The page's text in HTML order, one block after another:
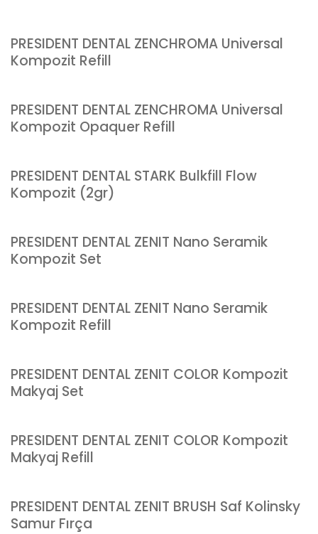
PRESIDENT DENTAL ZENCHROMA Universal
Kompozit Refill
PRESIDENT DENTAL ZENCHROMA Universal
Kompozit Opaquer Refill
PRESIDENT DENTAL STARK Bulkfill Flow
Kompozit (2gr)
PRESIDENT DENTAL ZENIT Nano Seramik
Kompozit Set
PRESIDENT DENTAL ZENIT Nano Seramik
Kompozit Refill
PRESIDENT DENTAL ZENIT COLOR Kompozit
Makyaj Set
PRESIDENT DENTAL ZENIT COLOR Kompozit
Makyaj Refill
PRESIDENT DENTAL ZENIT BRUSH Saf Kolinsky
Samur Fırça